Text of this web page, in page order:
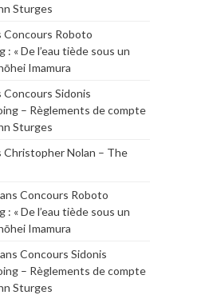
Sturges
Concours Roboto
« De l’eau tiède sous un
Imamura
Concours Sidonis
– Règlements de compte
Sturges
Christopher Nolan – The
Concours Roboto
« De l’eau tiède sous un
Imamura
Concours Sidonis
– Règlements de compte
Sturges